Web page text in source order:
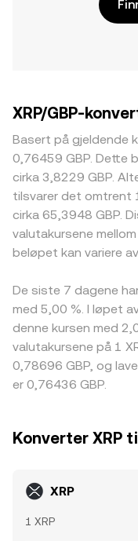
XRP/GBP-
Basert på gjeldende
0,76459 GBP. Dette
cirka 3,8229 GBP.
tilsvarer det omtrent
cirka 65,3948 GBP.
valutakursene
beløpet kan variere
De siste 7 dagene
med 5,00 %. I løpet
denne kursen med
valutakursene på 1
0,78696 GBP, og
er 0,76436 GBP.
Konverter XRP
XRP
1 XRP